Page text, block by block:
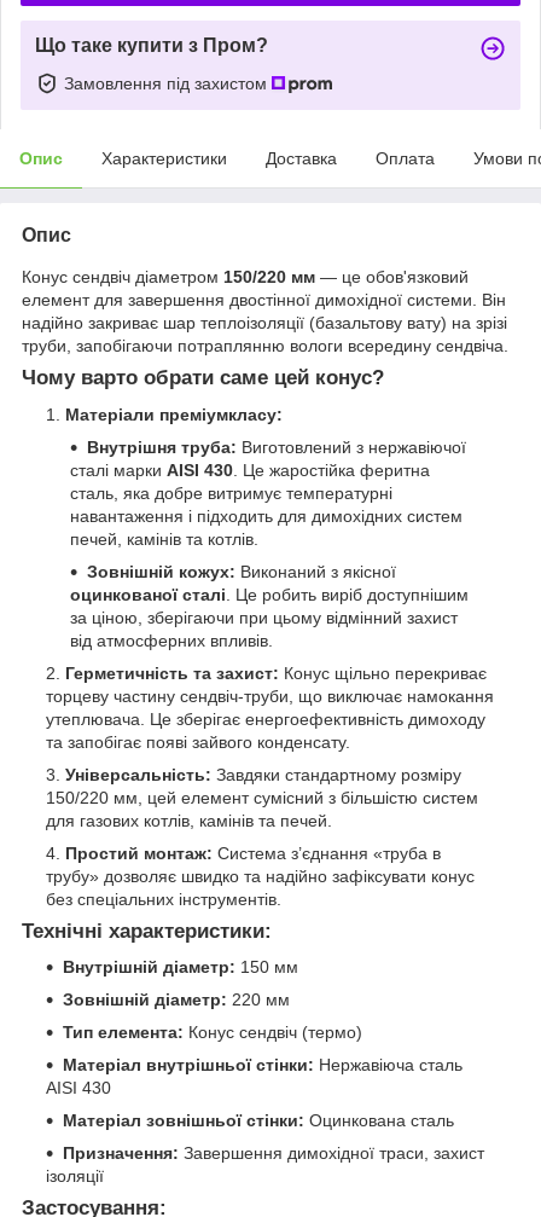
Що таке купити з Пром?
Замовлення під захистом
Опис Характеристики Доставка Оплата Умови
Опис
Конус сендвіч діаметром 150/220 мм — це обов'язковий
елемент для завершення двостінної димохідної системи. Він
надійно закриває шар теплоізоляції (базальтову вату) на зрізі
труби, запобігаючи потраплянню вологи всередину сендвіча.
Чому варто обрати саме цей конус?
Матеріали преміумкласу:
Внутрішня труба: Виготовлений з нержавіючої
сталі марки AISI 430 . Це жаростійка феритна
сталь, яка добре витримує температурні
навантаження і підходить для димохідних систем
печей, камінів та котлів.
Зовнішній кожух: Виконаний з якісної
оцинкованої сталі . Це робить виріб доступнішим
за ціною, зберігаючи при цьому відмінний захист
від атмосферних впливів.
Герметичність та захист: Конус щільно перекриває
торцеву частину сендвіч-труби, що виключає намокання
утеплювача. Це зберігає енергоефективність димоходу
та запобігає появі зайвого конденсату.
Універсальність: Завдяки стандартному розміру
150/220 мм, цей елемент сумісний з більшістю систем
для газових котлів, камінів та печей.
Простий монтаж: Система з’єднання «труба в
трубу» дозволяє швидко та надійно зафіксувати конус
без спеціальних інструментів.
Технічні характеристики:
Внутрішній діаметр: 150 мм
Зовнішній діаметр: 220 мм
Тип елемента: Конус сендвіч (термо)
Матеріал внутрішньої стінки: Нержавіюча сталь
AISI 430
Матеріал зовнішньої стінки: Оцинкована сталь
Призначення: Завершення димохідної траси, захист
ізоляції
Застосування: